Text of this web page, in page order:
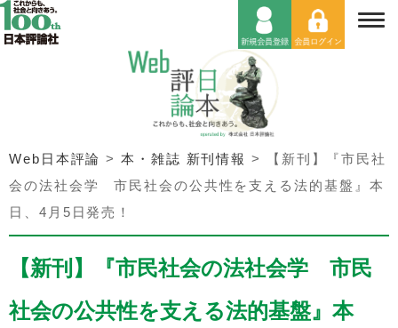
Web日本評論 >本・雑誌 新刊情報 >
【新刊】『市民社
会の法社会学 市民社会の公共性を支える法的基盤』本
日、4月5日発売！
【新刊】『市民社会の法社会学 市民
社会の公共性を支える法的基盤』本